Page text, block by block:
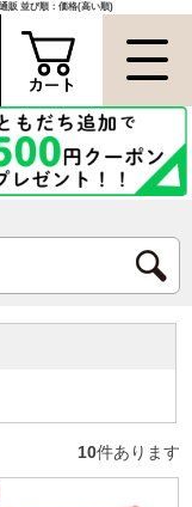
販 並び順：価格(高い順)
10件あります